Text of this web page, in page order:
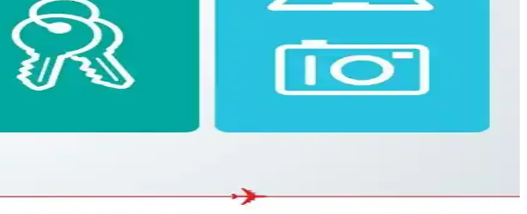
ve seyahat deneyimleri detaylandırılıyor.
pratik kullanım sunar, ancak yağmurda ek önlem gerekebilir.
ve Konfor